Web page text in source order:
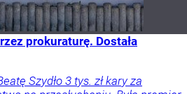
prokuraturę. Dostała
Szydło 3 tys. zł kary za